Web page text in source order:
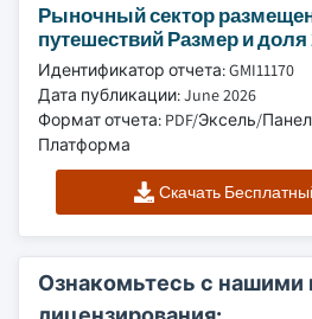
Рыночный сектор
путешествий Размер и доля
Идентификатор отчета: GMI11170
Дата публикации: June 2026
Формат отчета: PDF/Эксель/
Платформа
Скачать
Ознакомьтесь с нашими